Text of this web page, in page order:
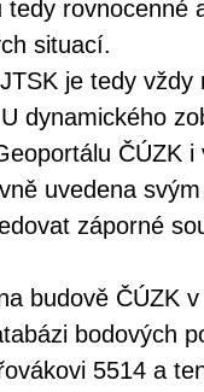
tedy rovnocenné
situací.
je tedy
dynamického
ČÚZK
uvedena
záporné
budově ČÚZK
bodových
5514 a